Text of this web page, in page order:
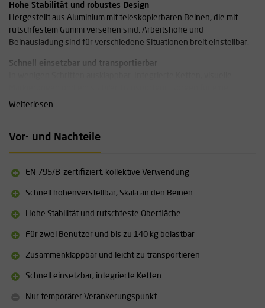
Hohe Stabilität und robustes Design
Hergestellt aus Aluminium mit teleskopierbaren Beinen, die mit
rutschfestem Gummi versehen sind. Arbeitshöhe und
Beinausladung sind für verschiedene Situationen breit einstellbar.
Schnell einsetzbar und transportierbar
schnelle und sichere Verwendung.
Norm: EN 795/B
Maximale Anzahl von Benutzern: 2 (bei Absturzsicherung)
Gewicht: 16,5 kg
Arbeitshöhe bei maximal ausgefahrenen Beinen: 229 cm
Maximale Ausladung der Beine: 182 cm
Minimale Beinausladung: 119 cm
Beine mit Skala und Sicherungsstift
Zusammenklappbar mit Transportverriegelung
Weiterlesen...
Vor- und Nachteile
EN 795/B-zertifiziert, kollektive Verwendung
Schnell höhenverstellbar, Skala an den Beinen
Hohe Stabilität und rutschfeste Oberfläche
Für zwei Benutzer und bis zu 140 kg belastbar
Zusammenklappbar und leicht zu transportieren
Schnell einsetzbar, integrierte Ketten
Nur temporärer Verankerungspunkt